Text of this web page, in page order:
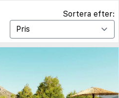
Sortera efter: